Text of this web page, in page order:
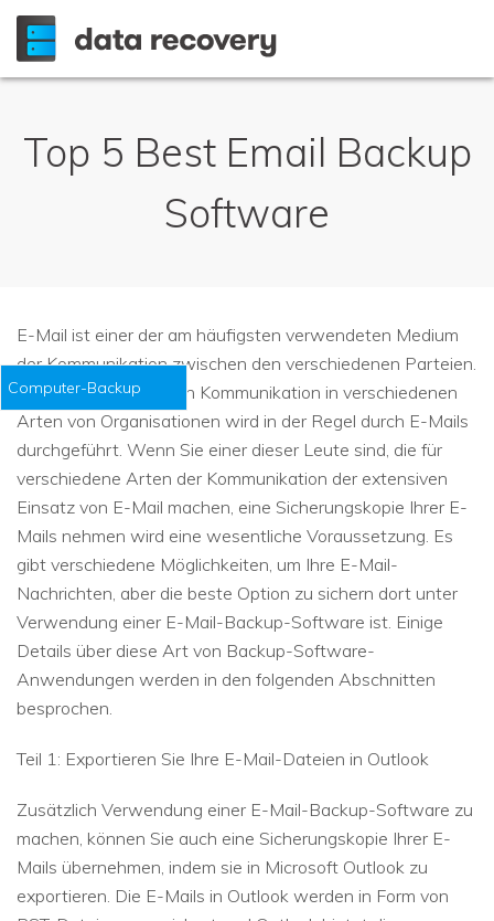
Top 5 Best Email Backup
Software
E-Mail ist einer der am häufigsten verwendeten Medium
der Kommunikation zwischen den verschiedenen Parteien.
Mehrheit der offiziellen Kommunikation in verschiedenen
Arten von Organisationen wird in der Regel durch E-Mails
durchgeführt. Wenn Sie einer dieser Leute sind, die für
verschiedene Arten der Kommunikation der extensiven
Einsatz von E-Mail machen, eine Sicherungskopie Ihrer E-
Mails nehmen wird eine wesentliche Voraussetzung. Es
gibt verschiedene Möglichkeiten, um Ihre E-Mail-
Nachrichten, aber die beste Option zu sichern dort unter
Verwendung einer E-Mail-Backup-Software ist. Einige
Details über diese Art von Backup-Software-
Anwendungen werden in den folgenden Abschnitten
besprochen.
Teil 1: Exportieren Sie Ihre E-Mail-Dateien in Outlook
Zusätzlich Verwendung einer E-Mail-Backup-Software zu
machen, können Sie auch eine Sicherungskopie Ihrer E-
Mails übernehmen, indem sie in Microsoft Outlook zu
exportieren. Die E-Mails in Outlook werden in Form von
Computer-Backup